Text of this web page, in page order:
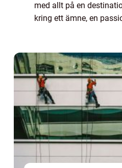
med allt på en
kring ett ämne, en